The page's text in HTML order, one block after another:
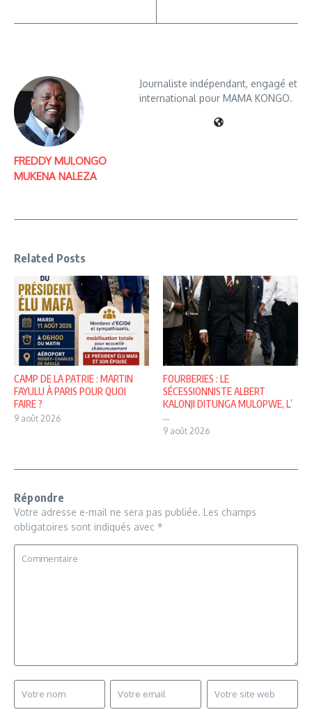
FREDDY MULONGO
MUKENA NALEZA
Journaliste indépendant, engagé et
international pour MAMA KONGO.
Related Posts
CAMP DE LA PATRIE : MARTIN
FAYULU À PARIS POUR QUOI
FAIRE ?
9 août 2026
FOURBERIES : LE
SÉCESSIONNISTE ALBERT
KALONJI DITUNGA MULOPWE, L’
...
9 août 2026
Répondre
Votre adresse e-mail ne sera pas publiée. Les champs
obligatoires sont indiqués avec *